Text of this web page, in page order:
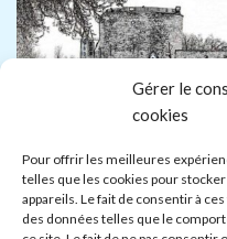
Gérer le
cookies
Pour offrir les meilleures
telles que les cookies pour
appareils. Le fait de consentir à
des données telles que le